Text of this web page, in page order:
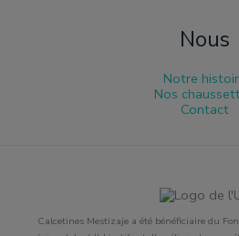
Nous
Notre
Nos
Contact
Calcetines Mestizaje a été bénéficiaire du